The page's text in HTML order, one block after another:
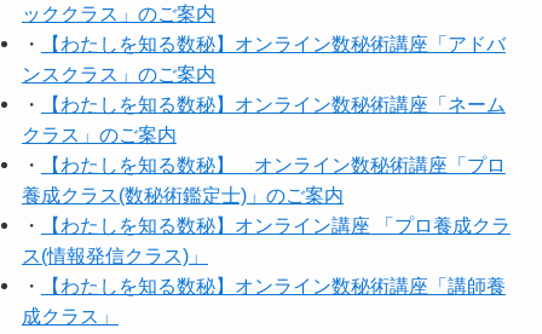
ッククラス」のご案内
・
【わたしを知る数秘】オンライン数秘術講座「アドバ
ンスクラス」のご案内
・
【わたしを知る数秘】オンライン数秘術講座「ネーム
クラス」のご案内
・
【わたしを知る数秘】 オンライン数秘術講座「プロ
養成クラス(数秘術鑑定士)」のご案内
・
【わたしを知る数秘】オンライン講座 「プロ養成クラ
ス(情報発信クラス)」
・
【わたしを知る数秘】オンライン数秘術講座「講師養
成クラス」